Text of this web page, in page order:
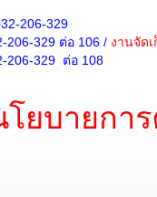
206-329
206-329 ต่อ 106 / งานจัด
206-329 ต่อ 108
โยบายกา